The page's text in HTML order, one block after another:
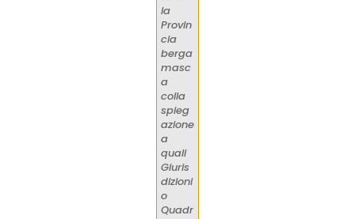
la
Provin
cia
berga
masc
a
colla
spieg
azione
a
quali
Giuris
dizioni
o
Quadr